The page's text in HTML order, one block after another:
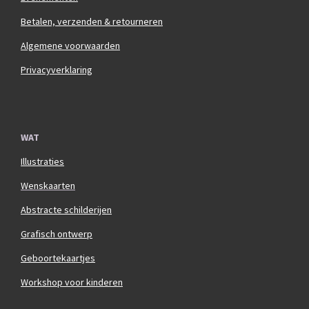
Betalen, verzenden & retourneren
Algemene voorwaarden
Privacyverklaring
WAT
Illustraties
Wenskaarten
Abstracte schilderijen
Grafisch ontwerp
Geboortekaartjes
Workshop voor kinderen